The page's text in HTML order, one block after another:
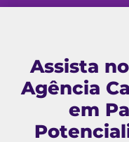
Assista
Agência
em